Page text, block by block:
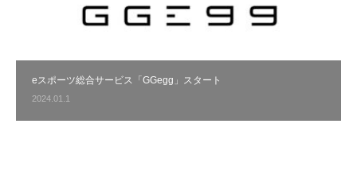
eスポーツ総合サービス「GGegg」スタート
2024.01.1